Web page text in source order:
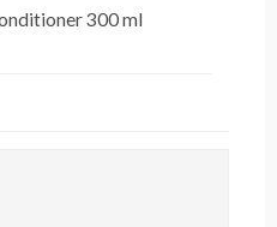
300 ml